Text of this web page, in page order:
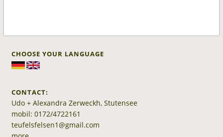
CHOOSE YOUR LANGUAGE
CONTACT:
Udo + Alexandra Zerweckh, Stutensee
mobil: 0172/4722161
teufelsfelsen1@gmail.com